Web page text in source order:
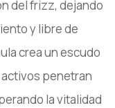
del frizz, dejando
y libre de
crea un escudo
penetran
la vitalidad